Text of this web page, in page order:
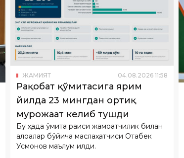
08.
Рақобат қўмитасига ярим
йилда 23 мингдан ортиқ
мурожаат келиб тушди
Бу ҳақда қўмита раиси жамоатчилик билан
алоқалар бўйича маслаҳатчиси Отабек
Усмонов маълум қилди.